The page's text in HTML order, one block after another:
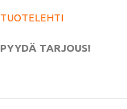
TUOTELEHTI
PYYDÄ TARJOUS!